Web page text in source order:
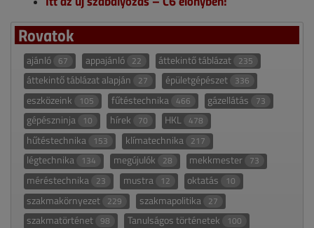
Rovatok
ajánló 67 appajánló 22 áttekintő táblázat 235
áttekintő táblázat alapján 27 épületgépészet 336
eszközeink 105 fűtéstechnika 466 gázellátás 73
gépészninja 10 hírek 70 HKL 478
hűtéstechnika 153 klímatechnika 217
légtechnika 134 megújulók 28 mekkmester 73
méréstechnika 23 mustra 12 oktatás 10
szakmakörnyezet 229 szakmapolitika 27
szakmatörténet 98 Tanulságos történetek 100